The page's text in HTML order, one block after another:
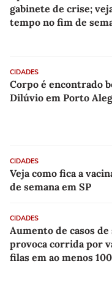
gabinete de crise;
tempo no fim de
CIDADES
Corpo é encontrado
Dilúvio em Porto
CIDADES
Veja como fica a
de semana em SP
CIDADES
Aumento de casos de
provoca corrida por
filas em ao menos